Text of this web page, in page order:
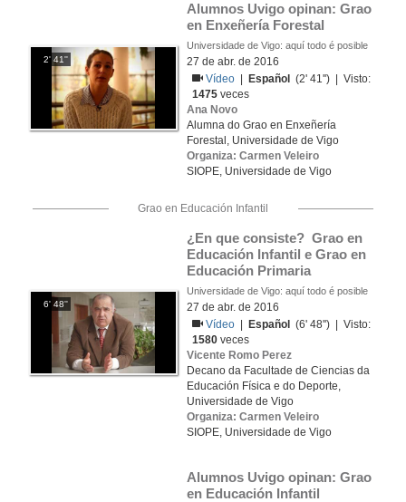
2' 41''
Alumnos Uvigo opinan: Grao
en Enxeñería Forestal
Universidade de Vigo: aquí todo é posible
27 de abr. de 2016
Vídeo
Español
(2' 41'') | Visto:
1475 veces
Ana Novo
Alumna do Grao en Enxeñería
Forestal, Universidade de Vigo
Organiza: Carmen Veleiro
SIOPE, Universidade de Vigo
Grao en Educación Infantil
6' 48''
¿En que consiste?  Grao en
Educación Infantil e Grao en
Educación Primaria
Universidade de Vigo: aquí todo é posible
27 de abr. de 2016
Vídeo
Español
(6' 48'') | Visto:
1580 veces
Vicente Romo Perez
Decano da Facultade de Ciencias da
Educación Física e do Deporte,
Universidade de Vigo
Organiza: Carmen Veleiro
SIOPE, Universidade de Vigo
Alumnos Uvigo opinan: Grao
en Educación Infantil